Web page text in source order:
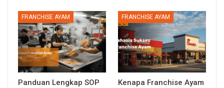
FRANCHISE AYAM
Panduan Lengkap SOP
FRANCHISE AYAM
Kenapa Franchise Ayam